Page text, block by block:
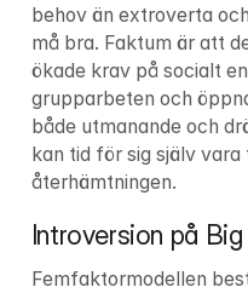
behov än extroverta
må bra. Faktum är att
ökade krav på socialt
grupparbeten och
både utmanande och
kan tid för sig själv
återhämtningen.
Introversion på
Femfaktormodellen